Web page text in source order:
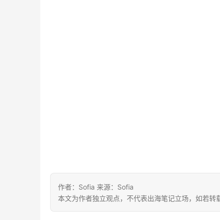
作者：Sofia 来源：Sofia
本文为作者独立观点，不代表出海笔记立场，如若转